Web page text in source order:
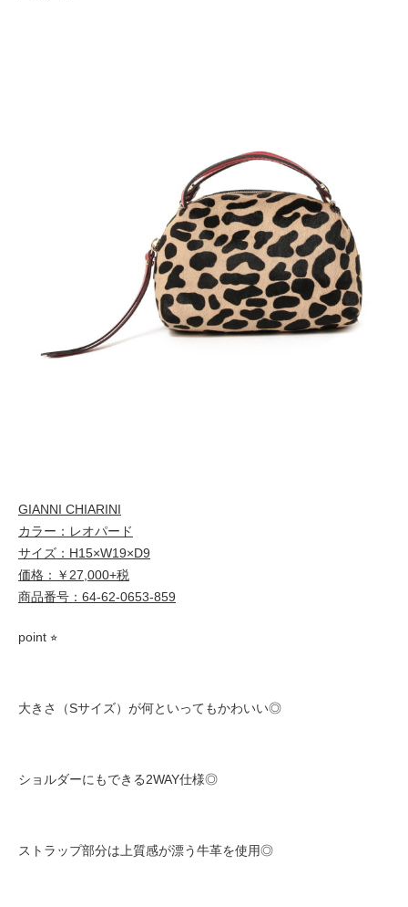
GIANNI CHIARINI
カラー：レオパード
サイズ：H15×W19×D9
価格：￥27,000+税
商品番号：64-62-0653-859
point ⭐︎
大きさ（Sサイズ）が何といってもかわいい◎
ショルダーにもできる2WAY仕様◎
ストラップ部分は上質感が漂う牛革を使用◎